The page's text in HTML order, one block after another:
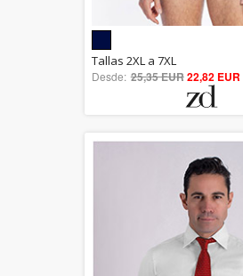
5.00
out of 5
Tallas 2XL a 7XL
Desde: 25,35 EUR22,82 EUR